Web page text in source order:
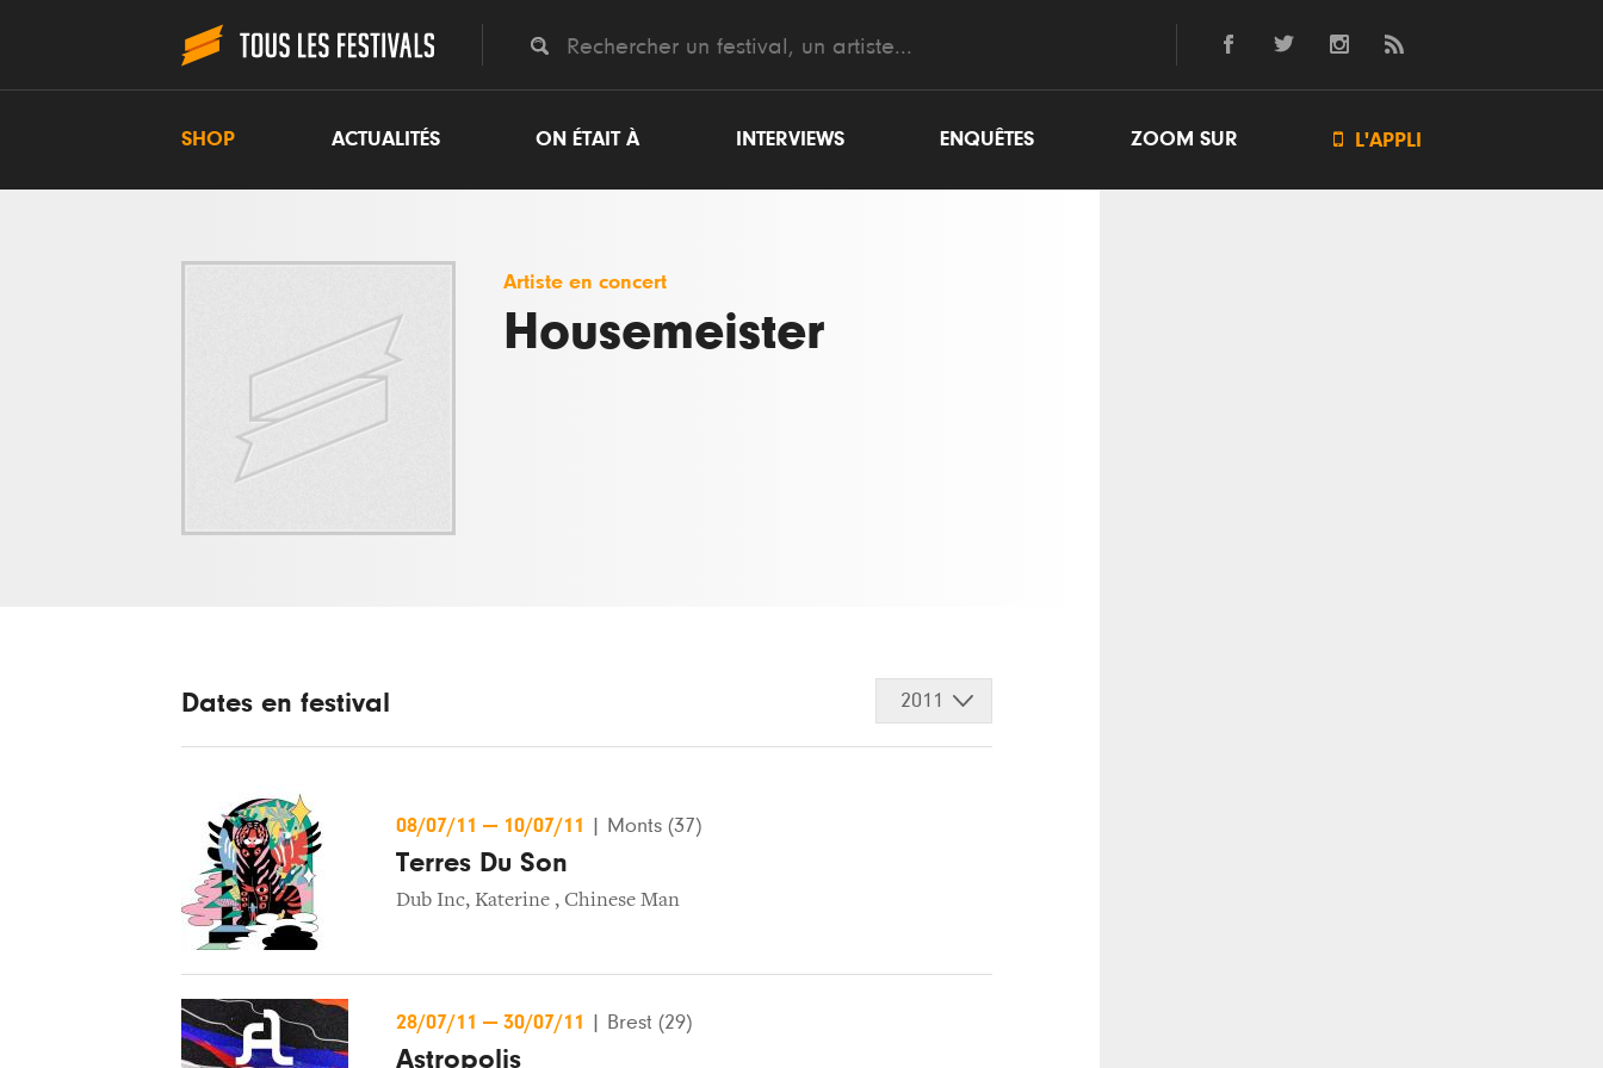
SHOP ACTUALITÉS ON ÉTAIT À INTERVIEWS ENQUÊTES ZOOM SUR  L'APPLI
Artiste en concert
Housemeister
Dates en festival 2011
08/07/11 — 10/07/11 Monts (37)
Terres Du Son
Dub Inc, Katerine , Chinese Man
28/07/11 — 30/07/11 Brest (29)
Astropolis